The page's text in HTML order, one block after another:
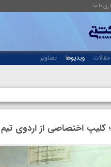
با ما
مقالات ویدیوها تصاویر
کلیپ اختصاصی از اردوی